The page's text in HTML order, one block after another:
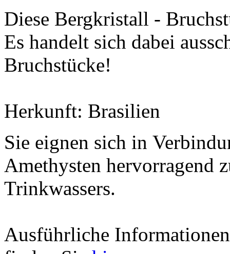
Diese Bergkristall -
Es handelt sich dabei
Bruchstücke!
Herkunft: Brasilien
Sie eignen sich in
Amethysten hervorragend
Trinkwassers.
Ausführliche